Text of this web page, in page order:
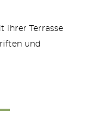
ihrer Terrasse
und